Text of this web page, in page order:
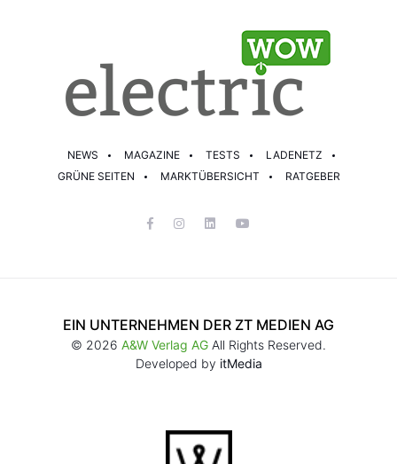
NEWS MAGAZINE TESTS
LADENETZ
GRÜNE SEITEN
MARKTÜBERSICHT RATGEBER
EIN UNTERNEHMEN DER ZT MEDIEN AG
© 2026 A&W Verlag AG All Rights Reserved.
Developed by itMedia